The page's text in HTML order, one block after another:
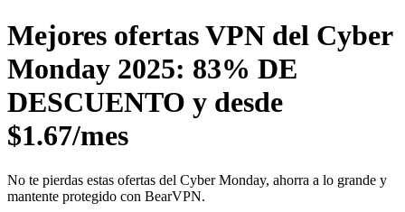
Mejores ofertas VPN del Cyber
Monday 2025: 83% DE
DESCUENTO y desde
$1.67/mes
No te pierdas estas ofertas del Cyber Monday, ahorra a lo grande y
mantente protegido con BearVPN.